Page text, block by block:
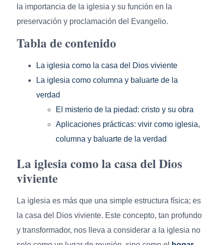
la importancia de la iglesia y su función en la
preservación y proclamación del Evangelio.
Tabla de contenido
La iglesia como la casa del Dios viviente
La iglesia como columna y baluarte de la
verdad
El misterio de la piedad: cristo y su obra
Aplicaciones prácticas: vivir como iglesia,
columna y baluarte de la verdad
La iglesia como la casa del Dios
viviente
La iglesia es más que una simple estructura física; es
la casa del Dios viviente. Este concepto, tan profundo
y transformador, nos lleva a considerar a la iglesia no